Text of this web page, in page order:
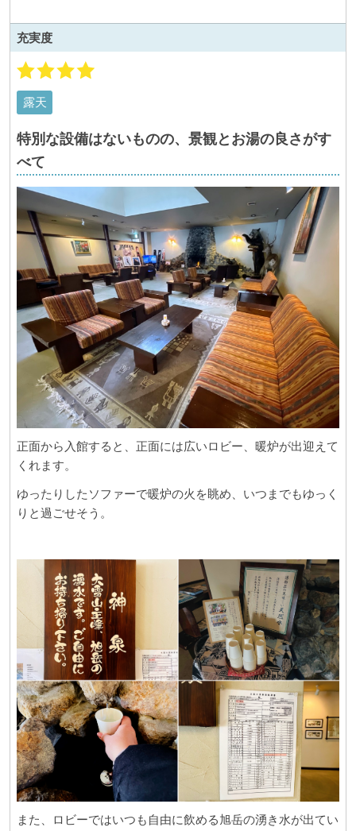
充実度
露天
特別な設備はないものの、景観とお湯の良さがす
べて
正面から入館すると、正面には広いロビー、暖炉が出迎えて
くれます。
ゆったりしたソファーで暖炉の火を眺め、いつまでもゆっく
りと過ごせそう。
また、ロビーではいつも自由に飲める旭岳の湧き水が出てい